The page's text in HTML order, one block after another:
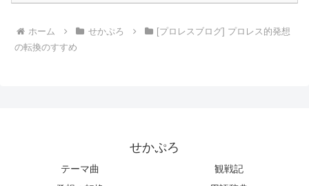
ホーム せかぷろ
[プロレスブログ] プロレス的発想
の転換のすすめ
せかぷろ
テーマ曲
観戦記